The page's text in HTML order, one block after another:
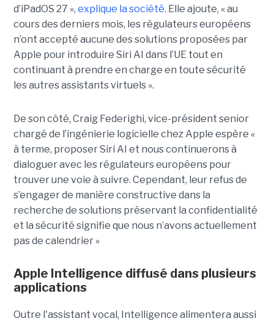
d’iPadOS 27 », explique la société. Elle ajoute, « au
cours des derniers mois, les régulateurs européens
n’ont accepté aucune des solutions proposées par
Apple pour introduire Siri AI dans l’UE tout en
continuant à prendre en charge en toute sécurité
les autres assistants virtuels ».
De son côté, Craig Federighi, vice-président senior
chargé de l’ingénierie logicielle chez Apple espère «
à terme, proposer Siri AI et nous continuerons à
dialoguer avec les régulateurs européens pour
trouver une voie à suivre. Cependant, leur refus de
s’engager de manière constructive dans la
recherche de solutions préservant la confidentialité
et la sécurité signifie que nous n’avons actuellement
pas de calendrier »
Apple Intelligence diffusé dans plusieurs
applications
Outre l'assistant vocal, Intelligence alimentera aussi